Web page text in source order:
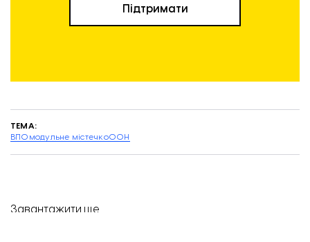
Підтримати
ТЕМА:
ВПО модульне містечкоООН
Завантажити ще...